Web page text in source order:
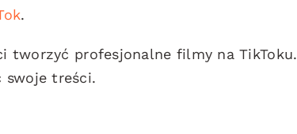
.
tworzyć profesjonalne filmy na TikToku.
swoje treści.